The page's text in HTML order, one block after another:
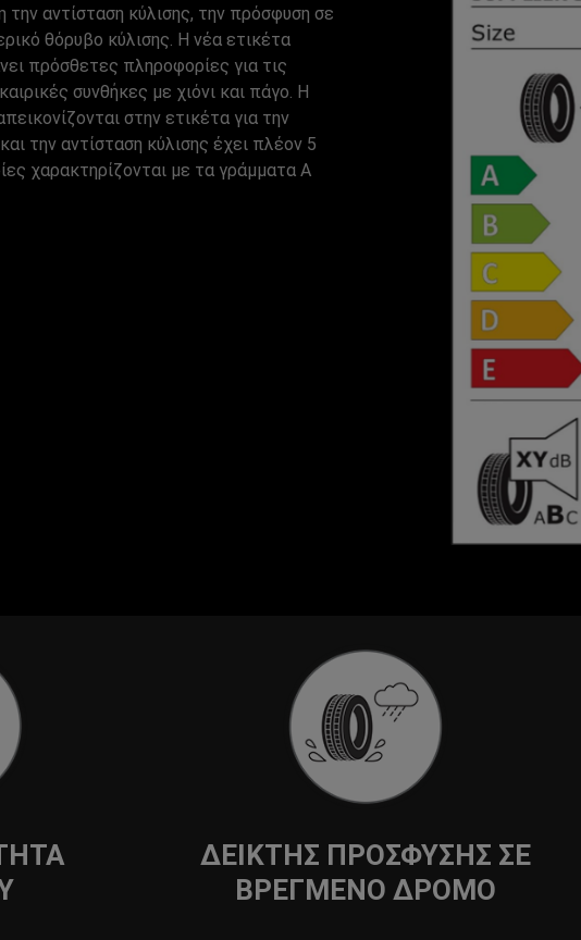
αντίσταση κύλισης, την πρόσφυση σε
θόρυβο κύλισης. Η νέα ετικέτα
πρόσθετες πληροφορίες για τις
συνθήκες με χιόνι και πάγο. Η
στην ετικέτα για την
την αντίσταση κύλισης έχει πλέον 5
χαρακτηρίζονται με τα γράμματα A
ΔΕΊΚΤΗΣ ΠΡΌΣΦΥΣΗΣ ΣΕ
ΒΡΕΓΜΈΝΟ ΔΡΌΜΟ